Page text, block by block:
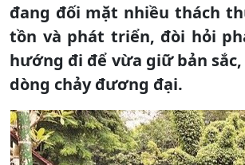
đang đối mặt nhiều thách
tồn và phát triển, đòi hỏi
hướng đi để vừa giữ bản
dòng chảy đương đại.